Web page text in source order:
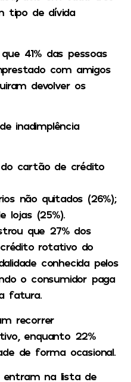
tipo de dívida
41% das pessoas
com amigos
devolver os
inadimplência
cartão de crédito
não quitados (26%);
lojas (25%).
que 27% dos
rotativo do
conhecida pelos
o consumidor paga
fatura.
recorrer
enquanto 22%
de forma ocasional.
na lista de